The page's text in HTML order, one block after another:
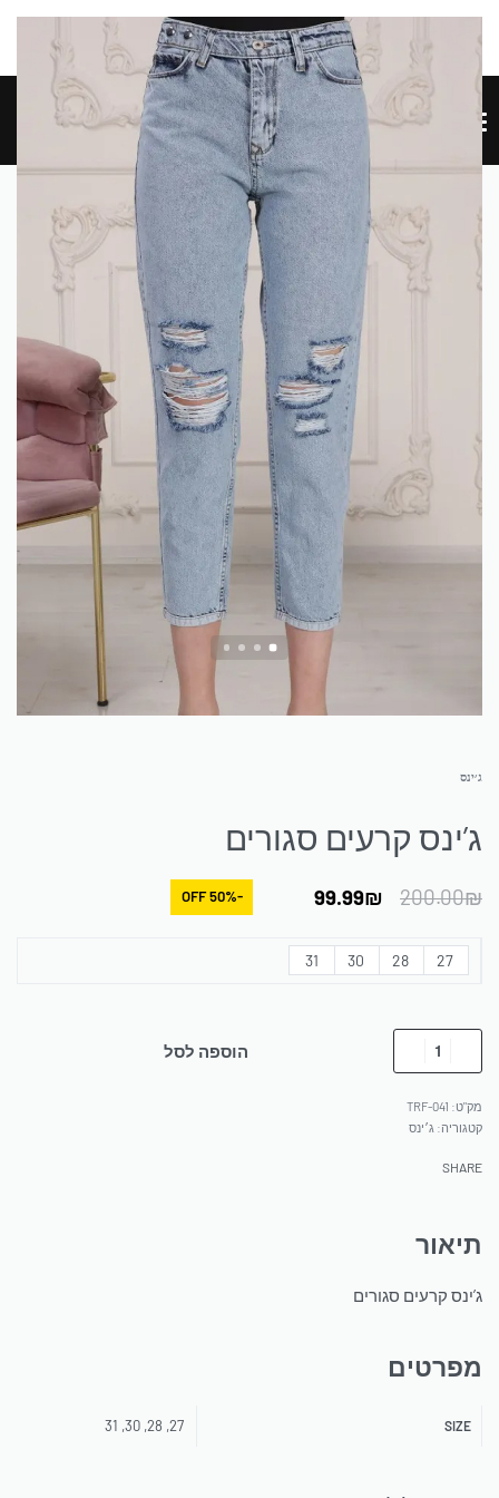
SITE NEW SITE NEW SITE NEW SITE NEW SITE NEW SITE
HE
ג׳ינס
ג’ינס קרעים סגורים
200.00₪
99.99₪
-50% OFF
27
28
30
31
הוספה לסל
TRF-041
קטגוריה: ג׳ינס
SHARE
תיאור
ג’ינס קרעים סגורים
מפרטים
SIZE
27, 28, 30, 31